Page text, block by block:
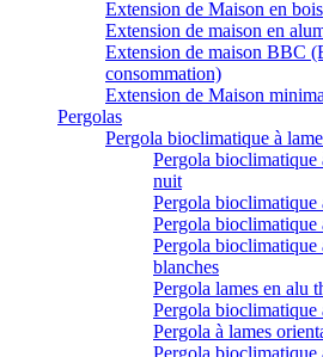
Extension de Maison en bois
Extension de maison en
Extension de maison BBC
consommation)
Extension de Maison
Pergolas
Pergola bioclimatique à
Pergola bioclimatique
nuit
Pergola bioclimatique
Pergola bioclimatique
Pergola bioclimatique
blanches
Pergola lames en alu
Pergola bioclimatique
Pergola à lames
Pergola bioclimatique